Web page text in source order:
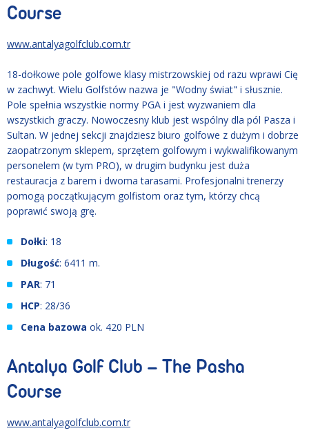
Course
www.antalyagolfclub.com.tr
18-dołkowe pole golfowe klasy mistrzowskiej od razu wprawi Cię
w zachwyt. Wielu Golfstów nazwa je "Wodny świat" i słusznie.
Pole spełnia wszystkie normy PGA i jest wyzwaniem dla
wszystkich graczy. Nowoczesny klub jest wspólny dla pól Pasza i
Sultan. W jednej sekcji znajdziesz biuro golfowe z dużym i dobrze
zaopatrzonym sklepem, sprzętem golfowym i wykwalifikowanym
personelem (w tym PRO), w drugim budynku jest duża
restauracja z barem i dwoma tarasami. Profesjonalni trenerzy
pomogą początkującym golfistom oraz tym, którzy chcą
poprawić swoją grę.
Dołki: 18
Długość: 6411 m.
PAR: 71
HCP: 28/36
Cena bazowa ok. 420 PLN
Antalya Golf Club – The Pasha
Course
www.antalyagolfclub.com.tr